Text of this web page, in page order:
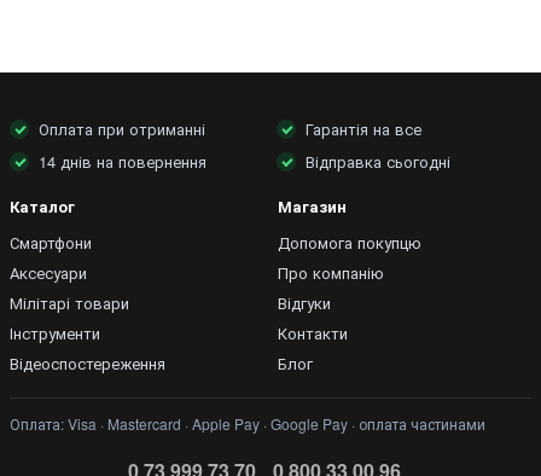
Оплата при отриманні
Гарантія на все
14 днів на повернення
Відправка сьогодні
Каталог
Смартфони
Аксесуари
Мілітарі товари
Інструменти
Відеоспостереження
Магазин
Допомога покупцю
Про компанію
Відгуки
Контакти
Блог
Оплата: Visa · Mastercard · Apple Pay · Google Pay · оплата частинами